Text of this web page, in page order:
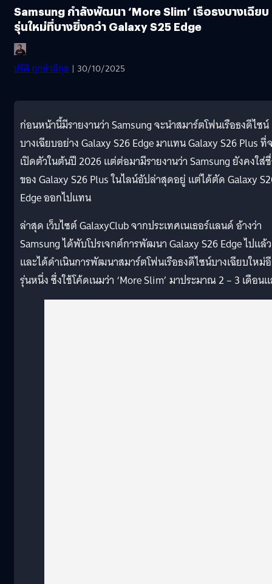
Samsung กำลังพัฒนา ‘More Slim’ เรือธงบางเฉียบ
รุ่นใหม่ที่บางยิ่งกว่า Galaxy S25 Edge
ปรีดี ฤกษ์วลีกุล | 30/10/2025
ก่อนหน้านี้มีรายงานว่า Samsung จะนำสมาร์ตโฟนเรือธงดีไซน์
บางเฉียบอย่าง Galaxy S26 Edge มาแทน Galaxy S26 Plus ที่
เปิดตัวในต้นปี 2026 แต่ต่อมามีรายงานว่า Samsung ยังคงใส่
ของ Galaxy S26 Plus ในไลน์อัปล่าสุดอยู่ แต่ได้ตัด Galaxy
Edge ออกไปแทน
ล่าสุด เว็บไซต์ GalaxyClub จากประเทศเนเธอร์แลนด์ อ้างว่า
Samsung ได้พับโปรเจกต์การพัฒนา Galaxy S26 Edge ไปแล้ว
และได้ดำเนินการพัฒนาสมาร์ตโฟนเรือธงดีไซน์บางเฉียบใหม่
รุ่นหนึ่ง ซึ่งใช้โค้ดเนมว่า ‘More Slim’ มาประมาณ 2 – 3 เดือน